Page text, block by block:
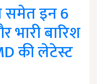
समेत इन 6
भारी बारिश
की लेटेस्ट